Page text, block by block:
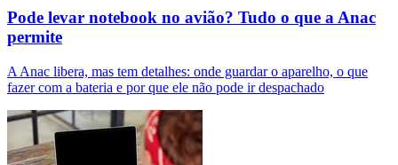
Pode levar notebook no avião? Tudo o que a Anac
permite
A Anac libera, mas tem detalhes: onde guardar o aparelho, o que
fazer com a bateria e por que ele não pode ir despachado